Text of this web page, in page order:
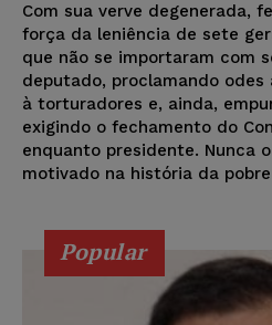
Com sua verve degenerada,
força da leniência de sete
que não se importaram com
deputado, proclamando
à torturadores e, ainda,
exigindo o fechamento do
enquanto presidente. Nunca
motivado na história da
Popular